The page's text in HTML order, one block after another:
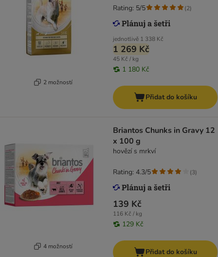
2 možností
jednotlivě 1 338 Kč
1 269 Kč
45 Kč / kg
1 180 Kč
Rating: 5/5 (2)
Přidat do košíku
4 možností
Briantos Chunks in Gravy 12
x 100 g
hovězí s mrkví
139 Kč
116 Kč / kg
129 Kč
Rating: 4.3/5 (3)
Přidat do košíku